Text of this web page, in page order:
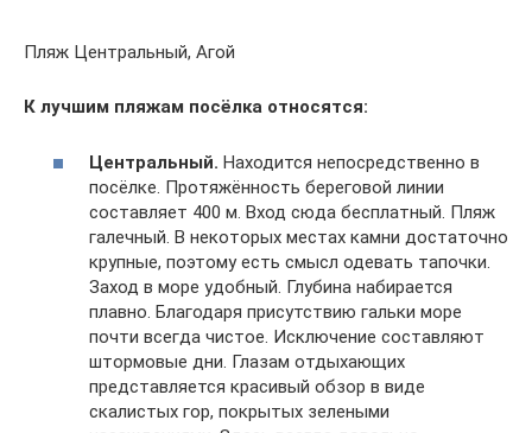
Пляж Центральный, Агой
К лучшим пляжам посёлка относятся:
Центральный. Находится непосредственно в
посёлке. Протяжённость береговой линии
составляет 400 м. Вход сюда бесплатный. Пляж
галечный. В некоторых местах камни достаточно
крупные, поэтому есть смысл одевать тапочки.
Заход в море удобный. Глубина набирается
плавно. Благодаря присутствию гальки море
почти всегда чистое. Исключение составляют
штормовые дни. Глазам отдыхающих
представляется красивый обзор в виде
скалистых гор, покрытых зелеными